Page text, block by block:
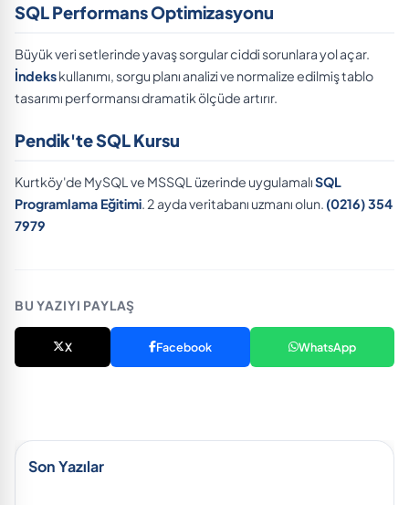
SQL Performans Optimizasyonu
Büyük veri setlerinde yavaş sorgular ciddi sorunlara yol açar.
İndekskullanımı, sorgu planı analizi ve normalize edilmiş tablo
tasarımı performansı dramatik ölçüde artırır.
Pendik'te SQL Kursu
Kurtköy'de MySQL ve MSSQL üzerinde uygulamalıSQL
Programlama Eğitimi. 2 ayda veritabanı uzmanı olun. (0216) 354
7979
BU YAZIYI PAYLAŞ
X Facebook WhatsApp
Son Yazılar